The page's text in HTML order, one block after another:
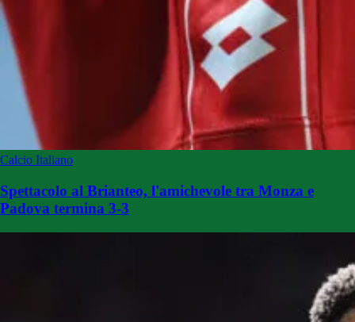
Calcio Italiano
Spettacolo al Brianteo, l'amichevole tra Monza e
Padova termina 3-3